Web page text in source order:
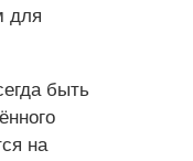
для
быть
на